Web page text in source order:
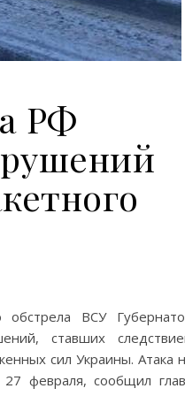
РФ
обстрела ВСУ
ставших
сил Украины. Атака
февраля, сообщил